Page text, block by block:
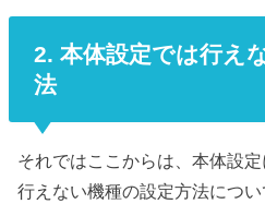
2. 本体設定では行え
法
それではここからは、本体設
行えない機種の設定方法につい